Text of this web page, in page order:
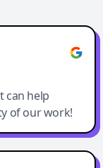
can help
of our work!